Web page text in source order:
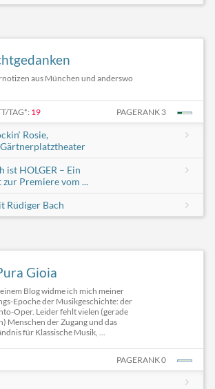
aus München und anderswo
TAG*: 19 PAGERANK 3
Rosie,
ist HOLGER – Ein
Premiere vom ...
Rüdiger Bach
Gioia
Blog widme ich mich meiner
Epoche der Musikgeschichte: der
Oper. Leider fehlt vielen (gerade
Menschen der Zugang und das
für Klassische Musik, ...
PAGERANK 0